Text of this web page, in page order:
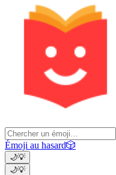
Émoji au hasard🎲
🌙💡
🌙💡